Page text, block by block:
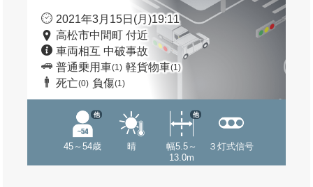
2021年3月15日(月)19:11
高松市中間町 付近
車両相互 中破事故
普通乗用車(1) 軽貨物車(1)
死亡(0) 負傷(1)
45～54歳
他
晴
幅5.5～
13.0m
他
３灯式信号